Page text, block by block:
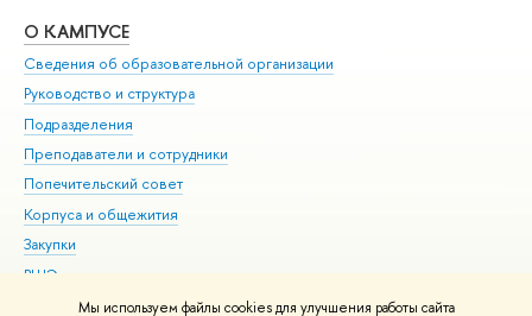
Мы используем файлы cookies для улучшения работы сайта
О КАМПУСЕ
Сведения об образовательной организации
Руководство и структура
Подразделения
Преподаватели и сотрудники
Попечительский совет
Корпуса и общежития
Закупки
ВШЭ для студентов с ограниченными возможностями
здоровья и инвалидностью